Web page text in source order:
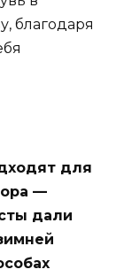
благодаря
для
—
дали